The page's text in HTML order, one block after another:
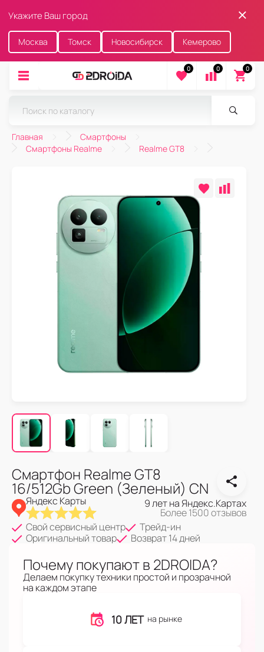
Укажите Ваш город
Москва Томск Новосибирск Кемерово
0 0 0
Главная
Смартфоны
Смартфоны Realme
Realme GT8
Смартфон Realme GT8
16/512Gb Green (Зеленый) CN
Яндекс Карты 9 лет на Яндекс.Картах
Более 1500 отзывов
Свой сервисный центр
Трейд-ин
Оригинальный товар
Возврат 14 дней
Почему покупают в 2DROIDA?
Делаем покупку техники простой и прозрачной
на каждом этапе
10 ЛЕТ на рынке